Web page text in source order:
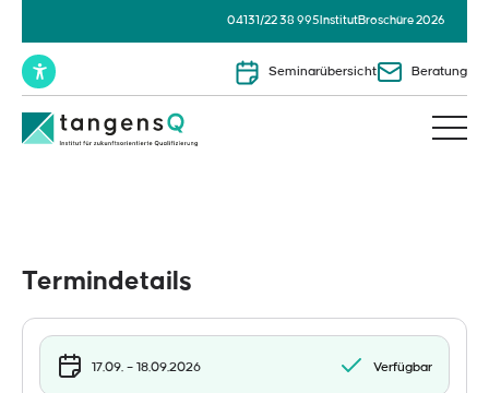
04131/22 38 995 InstitutBroschüre 2026
Seminarübersicht Beratung
Termindetails
17.09. – 18.09.2026 Verfügbar